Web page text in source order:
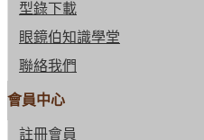
型錄下載
眼鏡伯知識學堂
聯絡我們
會員中心
註冊會員